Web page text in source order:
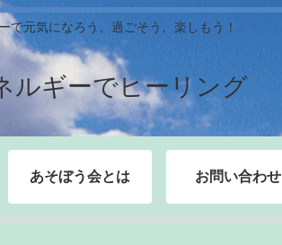
で元気になろう、過ごそう、楽しもう！
ルギーでヒーリング
あそぼう会とは お問い合わせ